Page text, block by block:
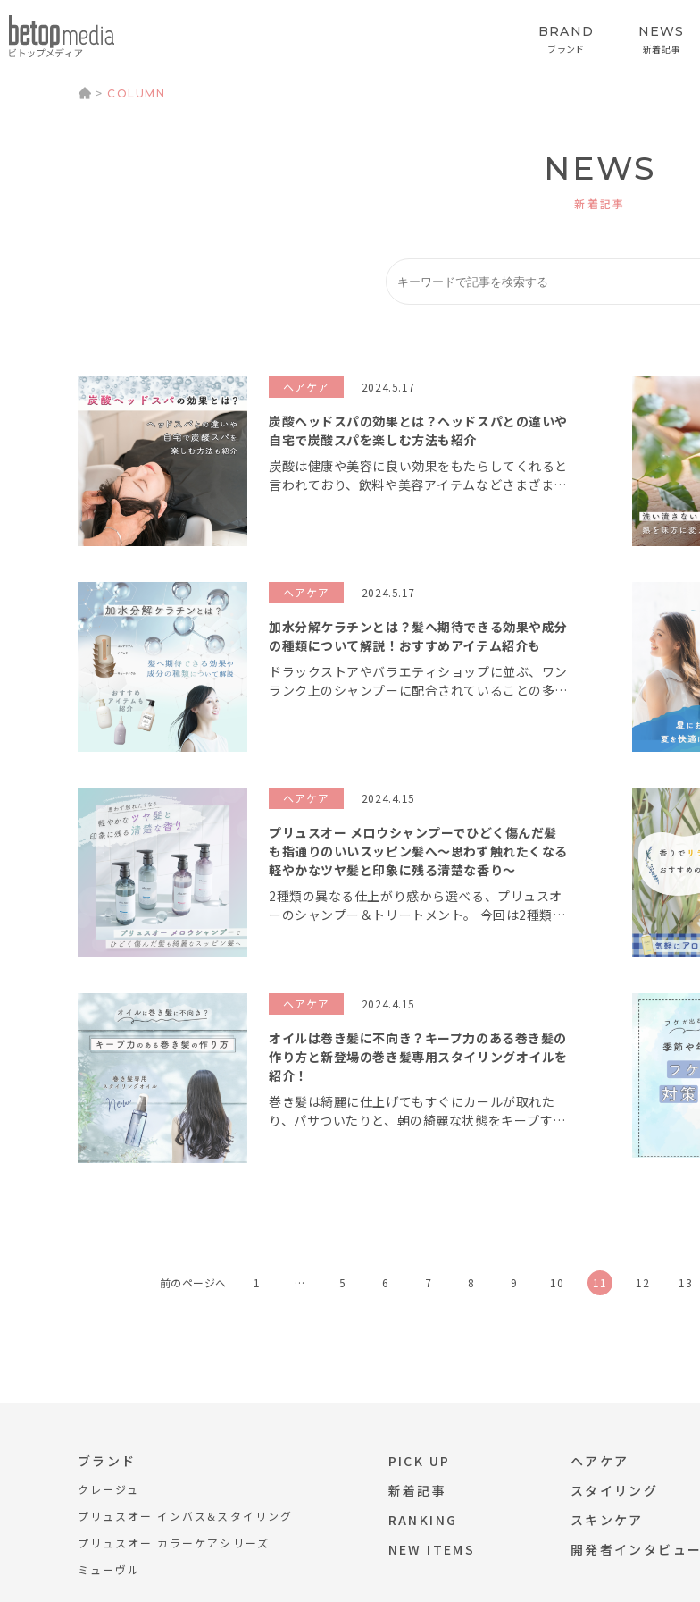
BRAND
ブランド
NEWS
新着記事
HAIRCARE
ヘアケア
> COLUMN
NEWS
新着記事
ヘアケア 2024.5.17
炭酸ヘッドスパの効果とは？ヘッドスパとの違いや
自宅で炭酸スパを楽しむ方法も紹介
炭酸は健康や美容に良い効果をもたらしてくれると
言われており、飲料や美容アイテムなどさまざまな
ヘアケア 2024.5.17
加水分解ケラチンとは？髪へ期待できる効果や成分
の種類について解説！おすすめアイテム紹介も
ドラックストアやバラエティショップに並ぶ、ワン
ランク上のシャンプーに配合されていることの多い
ヘアケア 2024.4.15
プリュスオー メロウシャンプーでひどく傷んだ髪
も指通りのいいスッピン髪へ〜思わず触れたくなる
軽やかなツヤ髪と印象に残る清楚な香り〜
2種類の異なる仕上がり感から選べる、プリュスオ
ーのシャンプー＆トリートメント。 今回は2種類の
ヘアケア 2024.4.15
オイルは巻き髪に不向き？キープ力のある巻き髪の
作り方と新登場の巻き髪専用スタイリングオイルを
紹介！
巻き髪は綺麗に仕上げてもすぐにカールが取れた
り、パサついたりと、朝の綺麗な状態をキープする
前のページへ 1 … 5 6 7 8 9 10 11 12 13
ブランド
クレージュ
プリュスオー インバス&スタイリング
プリュスオー カラーケアシリーズ
ミューヴル
PICK UP
新着記事
RANKING
NEW ITEMS
ヘアケア
スタイリング
スキンケア
開発者インタビュー